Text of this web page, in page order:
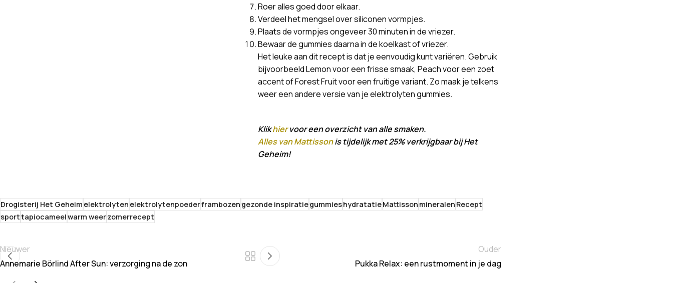
Roer alles goed door elkaar.
Verdeel het mengsel over siliconen vormpjes.
Plaats de vormpjes ongeveer 30 minuten in de vriezer.
Bewaar de gummies daarna in de koelkast of vriezer.
Het leuke aan dit recept is dat je eenvoudig kunt variëren. Gebruik
bijvoorbeeld Lemon voor een frisse smaak, Peach voor een zoet
accent of Forest Fruit voor een fruitige variant. Zo maak je telkens
weer een andere versie van je elektrolyten gummies.
Klikhiervoor een overzicht van alle smaken.
Alles van Mattissonis tijdelijk met 25% verkrijgbaar bij Het
Geheim!
Drogisterij Het Geheimelektrolytenelektrolytenpoederframbozengezonde inspiratiegummieshydratatieMattissonmineralenRecept
sporttapiocameelwarm weerzomerrecept
Nieuwer
Annemarie Börlind After Sun: verzorging na de zon
Ouder
Pukka Relax: een rustmoment in je dag